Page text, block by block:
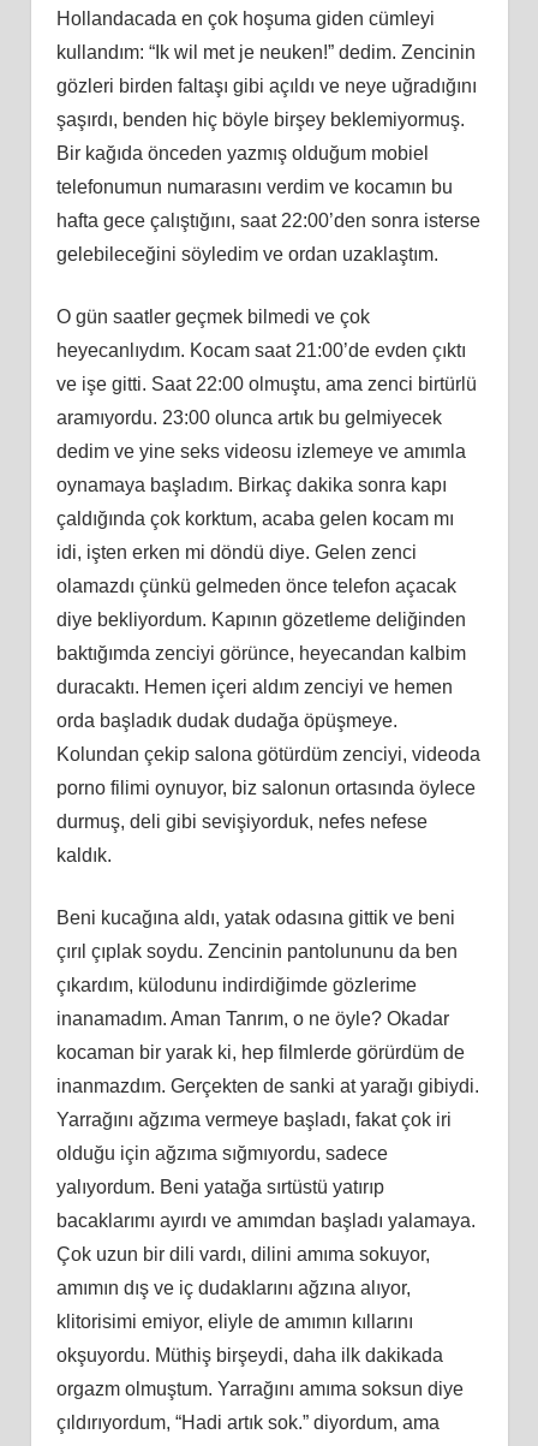
Hollandacada en çok hoşuma giden cümleyi
kullandım: “Ik wil met je neuken!” dedim. Zencinin
gözleri birden faltaşı gibi açıldı ve neye uğradığını
şaşırdı, benden hiç böyle birşey beklemiyormuş.
Bir kağıda önceden yazmış olduğum mobiel
telefonumun numarasını verdim ve kocamın bu
hafta gece çalıştığını, saat 22:00’den sonra isterse
gelebileceğini söyledim ve ordan uzaklaştım.
O gün saatler geçmek bilmedi ve çok
heyecanlıydım. Kocam saat 21:00’de evden çıktı
ve işe gitti. Saat 22:00 olmuştu, ama zenci birtürlü
aramıyordu. 23:00 olunca artık bu gelmiyecek
dedim ve yine seks videosu izlemeye ve amımla
oynamaya başladım. Birkaç dakika sonra kapı
çaldığında çok korktum, acaba gelen kocam mı
idi, işten erken mi döndü diye. Gelen zenci
olamazdı çünkü gelmeden önce telefon açacak
diye bekliyordum. Kapının gözetleme deliğinden
baktığımda zenciyi görünce, heyecandan kalbim
duracaktı. Hemen içeri aldım zenciyi ve hemen
orda başladık dudak dudağa öpüşmeye.
Kolundan çekip salona götürdüm zenciyi, videoda
porno filimi oynuyor, biz salonun ortasında öylece
durmuş, deli gibi sevişiyorduk, nefes nefese
kaldık.
Beni kucağına aldı, yatak odasına gittik ve beni
çırıl çıplak soydu. Zencinin pantolununu da ben
çıkardım, külodunu indirdiğimde gözlerime
inanamadım. Aman Tanrım, o ne öyle? Okadar
kocaman bir yarak ki, hep filmlerde görürdüm de
inanmazdım. Gerçekten de sanki at yarağı gibiydi.
Yarrağını ağzıma vermeye başladı, fakat çok iri
olduğu için ağzıma sığmıyordu, sadece
yalıyordum. Beni yatağa sırtüstü yatırıp
bacaklarımı ayırdı ve amımdan başladı yalamaya.
Çok uzun bir dili vardı, dilini amıma sokuyor,
amımın dış ve iç dudaklarını ağzına alıyor,
klitorisimi emiyor, eliyle de amımın kıllarını
okşuyordu. Müthiş birşeydi, daha ilk dakikada
orgazm olmuştum. Yarrağını amıma soksun diye
çıldırıyordum, “Hadi artık sok.” diyordum, ama